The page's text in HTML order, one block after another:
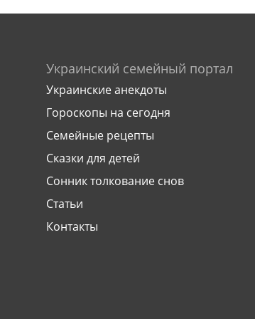
Украинский семейный портал
Украинские анекдоты
Гороскопы на сегодня
Семейные рецепты
Сказки для детей
Сонник толкование снов
Статьи
Контакты